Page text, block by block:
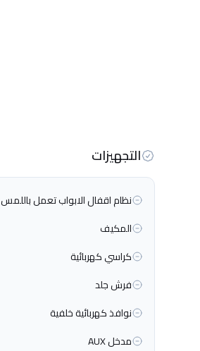
التجهيزات
نظام اقفال الابواب تعمل باللمس
المكيف
كراسي كهربائية
فرش جلد
نوافذ كهربائية خلفية
مدخل AUX